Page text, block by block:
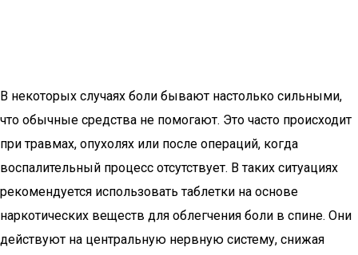
В некоторых случаях боли бывают настолько сильными,
что обычные средства не помогают. Это часто происходит
при травмах, опухолях или после операций, когда
воспалительный процесс отсутствует. В таких ситуациях
рекомендуется использовать таблетки на основе
наркотических веществ для облегчения боли в спине. Они
действуют на центральную нервную систему, снижая